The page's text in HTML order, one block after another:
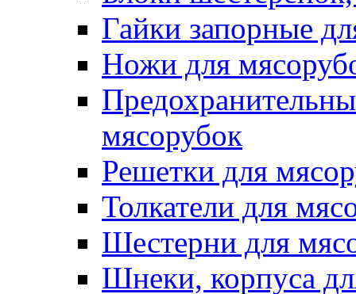
Гайки запорные
Ножи для
мясорубок
Решетки для
Толкатели для
Шестерни для
Шнеки, корпуса